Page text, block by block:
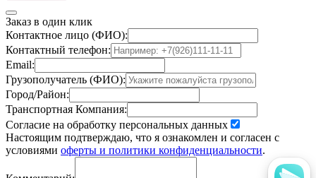
Заказ в один клик
Контактное лицо (ФИО):
Контактный телефон:
Email:
Грузополучатель (ФИО):
Город/Район:
Транспортная Компания:
Согласие на обработку персональных данных
Настоящим подтверждаю, что я ознакомлен и согласен с
условиями оферты и политики конфиденциальности.